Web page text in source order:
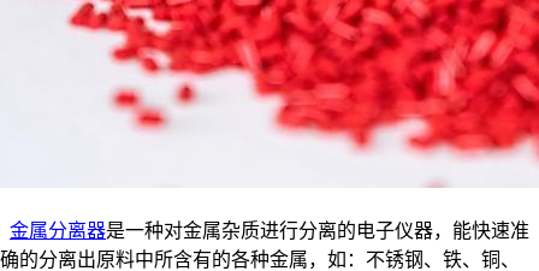
金属分离器是一种对金属杂质进行分离的电子仪器，能快速准
确的分离出原料中所含有的各种金属，如：不锈钢、铁、铜、